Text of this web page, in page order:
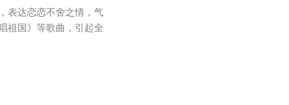
表达恋恋不舍之情，气
祖国》等歌曲，引起全